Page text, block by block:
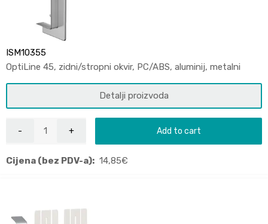
ISM10355
OptiLine 45, zidni/stropni okvir, PC/ABS, aluminij, metalni
Detalji proizvoda
Add to cart
Cijena (bez PDV-a): 14,85€